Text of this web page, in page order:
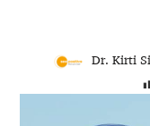
Dr. Kirti